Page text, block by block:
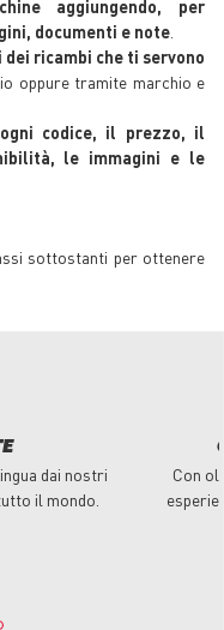
aggiungendo, per
documenti e note
ricambi che ti servono
oppure tramite marchio e
codice, il prezzo, il
le immagini e le
sottostanti per ottenere
dai nostri
il mondo.
Con